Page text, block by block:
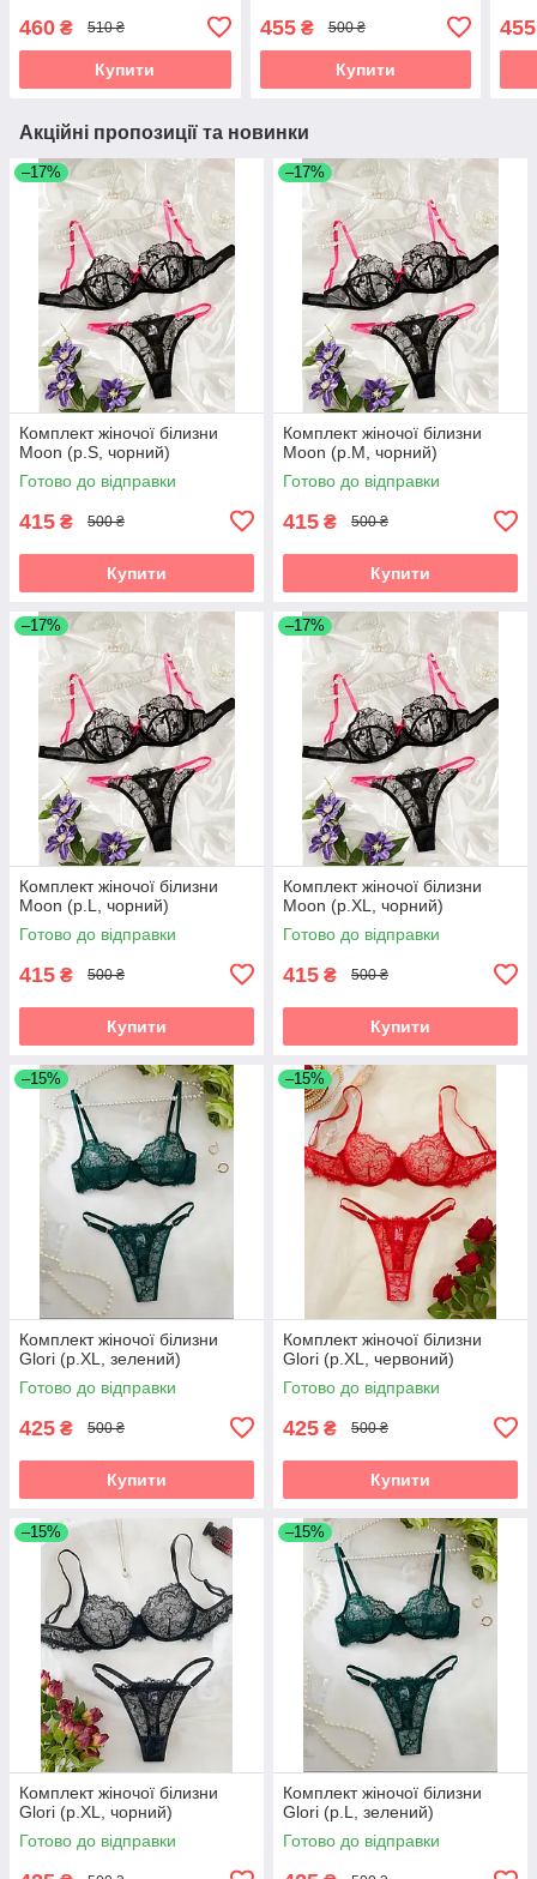
460 ₴ 510 ₴
Купити
455₴ 500 ₴
Купити
455
Акційні пропозиції та новинки
–17%
Комплект жіночої білизни
Moon (р.S, чорний)
Готово до відправки
415 ₴ 500 ₴
Купити
–17%
Комплект жіночої білизни
Moon (р.M, чорний)
Готово до відправки
415 ₴ 500 ₴
Купити
–17%
Комплект жіночої білизни
Moon (р.L, чорний)
Готово до відправки
415 ₴ 500 ₴
Купити
–17%
Комплект жіночої білизни
Moon (р.XL, чорний)
Готово до відправки
415 ₴ 500 ₴
Купити
–15%
Комплект жіночої білизни
Glori (р.XL, зелений)
Готово до відправки
425 ₴ 500 ₴
Купити
–15%
Комплект жіночої білизни
Glori (р.XL, червоний)
Готово до відправки
425 ₴ 500 ₴
Купити
–15%
Комплект жіночої білизни
Glori (р.XL, чорний)
Готово до відправки
–15%
Комплект жіночої білизни
Glori (р.L, зелений)
Готово до відправки